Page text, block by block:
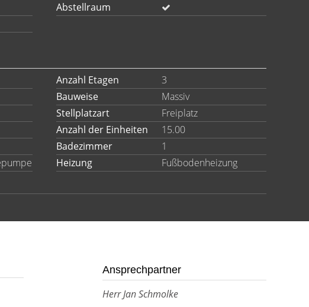
Abstellraum
Anzahl Etagen
3
Bauweise
Massiv
Stellplatzart
Freiplatz
Anzahl der Einheiten
15.00
Badezimmer
1
Heizung
Fußbodenheizung
Ansprechpartner
Herr Jan Schmolke